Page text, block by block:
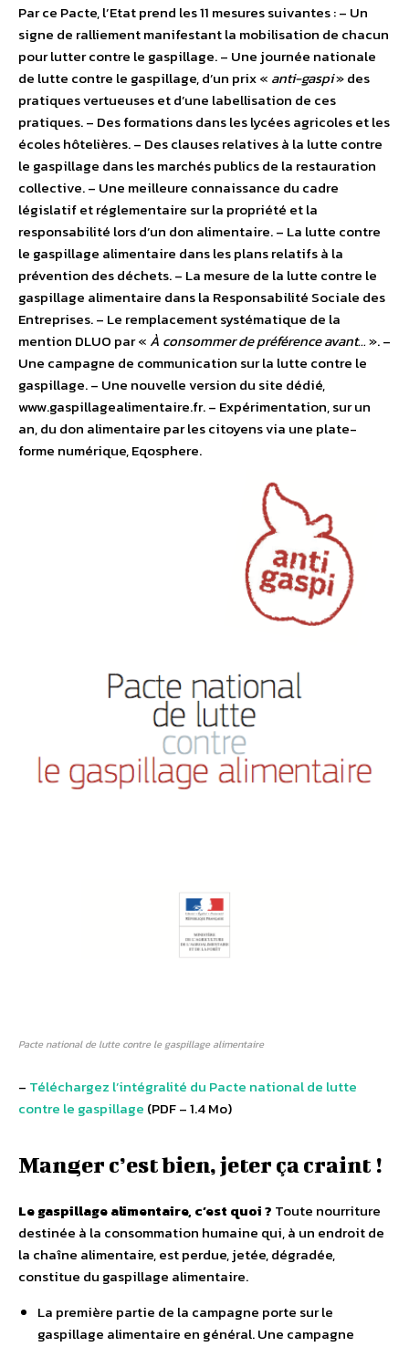
Par ce Pacte, l’Etat prend les 11 mesures suivantes : – Un
signe de ralliement manifestant la mobilisation de chacun
pour lutter contre le gaspillage. – Une journée nationale
de lutte contre le gaspillage, d’un prix « anti-gaspi» des
pratiques vertueuses et d’une labellisation de ces
pratiques. – Des formations dans les lycées agricoles et les
écoles hôtelières. – Des clauses relatives à la lutte contre
le gaspillage dans les marchés publics de la restauration
collective. – Une meilleure connaissance du cadre
législatif et réglementaire sur la propriété et la
responsabilité lors d’un don alimentaire. – La lutte contre
le gaspillage alimentaire dans les plans relatifs à la
prévention des déchets. – La mesure de la lutte contre le
gaspillage alimentaire dans la Responsabilité Sociale des
Entreprises. – Le remplacement systématique de la
mention DLUO par « À consommer de préférence avant…». –
Une campagne de communication sur la lutte contre le
gaspillage. – Une nouvelle version du site dédié,
www.gaspillagealimentaire.fr. – Expérimentation, sur un
an, du don alimentaire par les citoyens via une plate-
forme numérique, Eqosphere.
Pacte national de lutte contre le gaspillage alimentaire
– Téléchargez l’intégralité du Pacte national de lutte
contre le gaspillage (PDF – 1.4 Mo)
Manger c’est bien, jeter ça craint !
Le gaspillage alimentaire, c’est quoi ? Toute nourriture
destinée à la consommation humaine qui, à un endroit de
la chaîne alimentaire, est perdue, jetée, dégradée,
constitue du gaspillage alimentaire.
La première partie de la campagne porte sur le
gaspillage alimentaire en général. Une campagne